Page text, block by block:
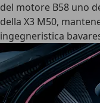
del motore B58 uno
della X3 M50,
ingegneristica